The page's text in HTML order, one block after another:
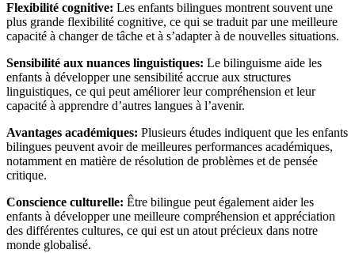
Flexibilité cognitive: Les enfants bilingues montrent souvent une
plus grande flexibilité cognitive, ce qui se traduit par une meilleure
capacité à changer de tâche et à s’adapter à de nouvelles situations.
Sensibilité aux nuances linguistiques: Le bilinguisme aide les
enfants à développer une sensibilité accrue aux structures
linguistiques, ce qui peut améliorer leur compréhension et leur
capacité à apprendre d’autres langues à l’avenir.
Avantages académiques: Plusieurs études indiquent que les enfants
bilingues peuvent avoir de meilleures performances académiques,
notamment en matière de résolution de problèmes et de pensée
critique.
Conscience culturelle: Être bilingue peut également aider les
enfants à développer une meilleure compréhension et appréciation
des différentes cultures, ce qui est un atout précieux dans notre
monde globalisé.